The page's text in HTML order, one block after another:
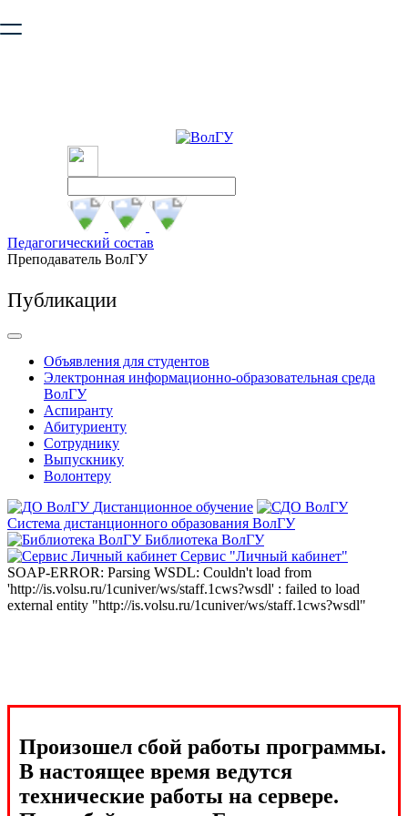
безопасную работу с сайтом. Пожалуйста
Педагогический состав
Преподаватель ВолГУ
Публикации
Объявления для студентов
Электронная информационно-образовательная среда
ВолГУ
Аспиранту
Абитуриенту
Сотруднику
Выпускнику
Волонтеру
Дистанционное обучение
Система дистанционного образования ВолГУ
Библиотека ВолГУ
Сервис "Личный кабинет"
SOAP-ERROR: Parsing WSDL: Couldn't load from
'http://is.volsu.ru/1cuniver/ws/staff.1cws?wsdl' : failed to load
external entity "http://is.volsu.ru/1cuniver/ws/staff.1cws?wsdl"
Произошел сбой работы программы.
В настоящее время ведутся
технические работы на сервере.